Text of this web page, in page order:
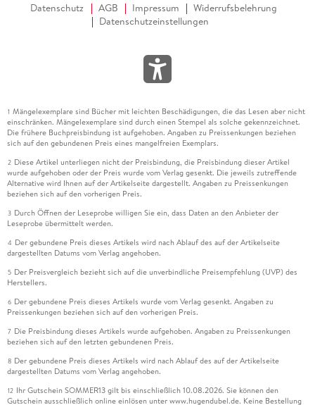
Datenschutz AGB Impressum
Widerrufsbelehrung
Datenschutzeinstellungen
1 Mängelexemplare sind Bücher mit leichten Beschädigungen, die das Lesen aber nicht
einschränken. Mängelexemplare sind durch einen Stempel als solche gekennzeichnet.
Die frühere Buchpreisbindung ist aufgehoben. Angaben zu Preissenkungen beziehen
sich auf den gebundenen Preis eines mangelfreien Exemplars.
2 Diese Artikel unterliegen nicht der Preisbindung, die Preisbindung dieser Artikel
wurde aufgehoben oder der Preis wurde vom Verlag gesenkt. Die jeweils zutreffende
Alternative wird Ihnen auf der Artikelseite dargestellt. Angaben zu Preissenkungen
beziehen sich auf den vorherigen Preis.
3 Durch Öffnen der Leseprobe willigen Sie ein, dass Daten an den Anbieter der
Leseprobe übermittelt werden.
4 Der gebundene Preis dieses Artikels wird nach Ablauf des auf der Artikelseite
dargestellten Datums vom Verlag angehoben.
5 Der Preisvergleich bezieht sich auf die unverbindliche Preisempfehlung (UVP) des
Herstellers.
6 Der gebundene Preis dieses Artikels wurde vom Verlag gesenkt. Angaben zu
Preissenkungen beziehen sich auf den vorherigen Preis.
7 Die Preisbindung dieses Artikels wurde aufgehoben. Angaben zu Preissenkungen
beziehen sich auf den letzten gebundenen Preis.
8 Der gebundene Preis dieses Artikels wird nach Ablauf des auf der Artikelseite
dargestellten Datums vom Verlag angehoben.
12 Ihr Gutschein SOMMER13 gilt bis einschließlich 10.08.2026. Sie können den
Gutschein ausschließlich online einlösen unter www.hugendubel.de. Keine Bestellung